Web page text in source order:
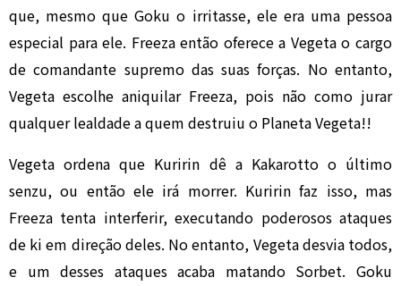
que, mesmo que Goku o irritasse, ele era uma pessoa
especial para ele. Freeza então oferece a Vegeta o cargo
de comandante supremo das suas forças. No entanto,
Vegeta escolhe aniquilar Freeza, pois não como jurar
qualquer lealdade a quem destruiu o Planeta Vegeta!!
Vegeta ordena que Kuririn dê a Kakarotto o último
senzu, ou então ele irá morrer. Kuririn faz isso, mas
Freeza tenta interferir, executando poderosos ataques
de ki em direção deles. No entanto, Vegeta desvia todos,
e um desses ataques acaba matando Sorbet. Goku